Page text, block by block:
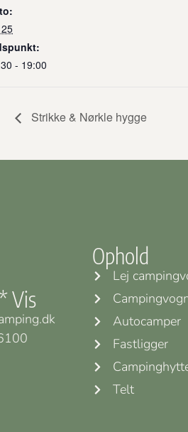
- 19:00
Strikke & Nørkle hygge
Vis
Ophold
Lej
Autocamper
Fastligger
Telt